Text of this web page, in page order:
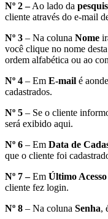
Nº 2 –Ao lado da
cliente através do e-mail
Nº 3 – Na coluna Nome
você clique no nome
ordem alfabética ou ao
Nº 4 – Em E-mail é
cadastrados.
Nº 5 – Se o cliente
será exibido aqui.
Nº 6 – Em Data de
que o cliente foi
Nº 7 –Em Último Acesso
cliente fez login.
Nº 8 – Na coluna Senha,